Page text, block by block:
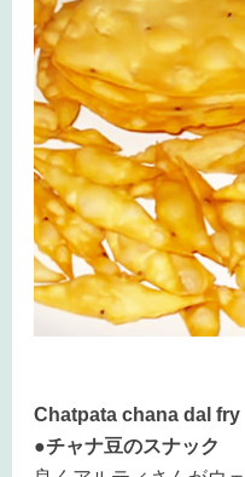
Chatpata chana dal fry
●チャナ豆のスナック